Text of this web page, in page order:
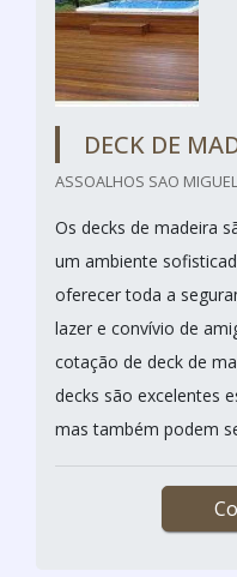
DECK DE
ASSOALHOS SAO
Os decks de madeira
um ambiente
oferecer toda a
lazer e convívio de
cotação de deck de
decks são excelentes
mas também podem